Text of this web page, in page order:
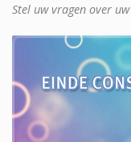
Stel uw vragen over uw